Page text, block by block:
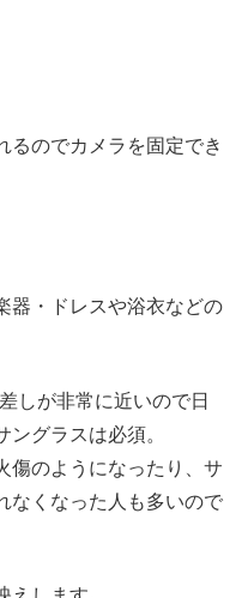
るのでカメラを固定でき
器・ドレスや浴衣などの
しが非常に近いので日
グラスは必須。
傷のようになったり、サ
なくなった人も多いので